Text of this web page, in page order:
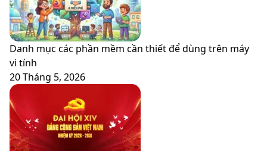
Danh mục các phần mềm cần thiết để dùng trên máy
vi tính
20 Tháng 5, 2026